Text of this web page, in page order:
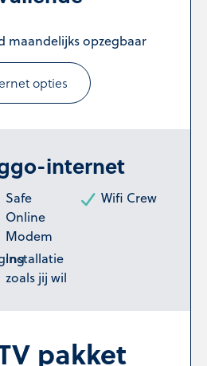
maandelijks opzegbaar
opties
internet
Safe
Online
Modem
Wifi Crew
Installatie
zoals jij wil
pakket